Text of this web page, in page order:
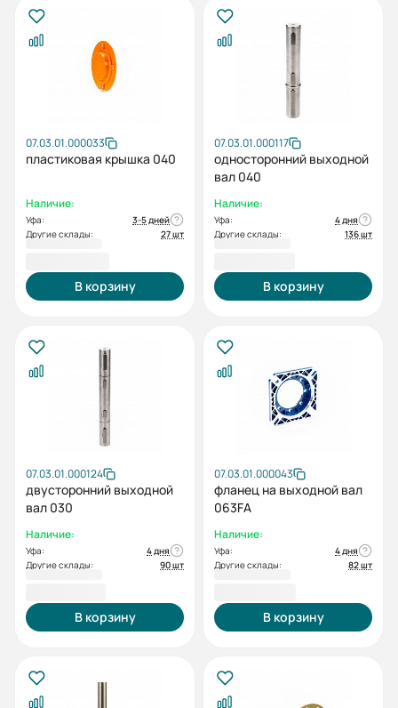
07.03.01.000033
пластиковая крышка 040
Наличие:
Уфа:
3-5 дней
Другие склады:
27 шт
В корзину
07.03.01.000117
односторонний выходной
вал 040
Наличие:
Уфа:
4 дня
Другие склады:
136 шт
В корзину
07.03.01.000124
двусторонний выходной
вал 030
Наличие:
Уфа:
4 дня
Другие склады:
90 шт
В корзину
07.03.01.000043
фланец на выходной вал
063FA
Наличие:
Уфа:
4 дня
Другие склады:
82 шт
В корзину